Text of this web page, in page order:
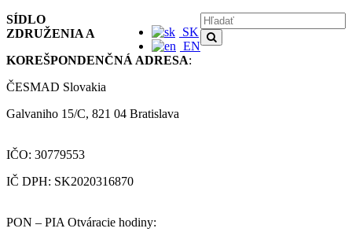
SK
EN
SÍDLO
ZDRUŽENIA A
KOREŠPONDENČNÁ ADRESA:
ČESMAD Slovakia
Galvaniho 15/C, 821 04 Bratislava
IČO: 30779553
IČ DPH: SK2020316870
PON – PIA Otváracie hodiny: